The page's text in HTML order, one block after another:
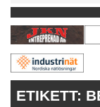
VÅRA ANDRA
ANNONSERA
KONTAKT
ETIKETT: